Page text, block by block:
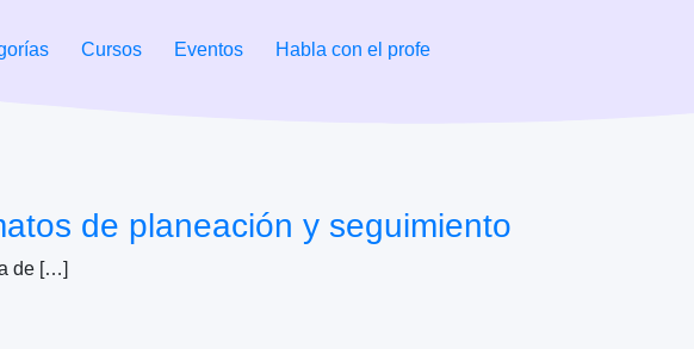
Cursos Eventos Habla con el profe
de planeación y seguimiento
de […]